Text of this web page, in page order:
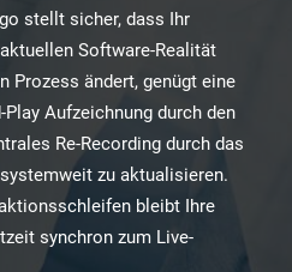
stellt sicher, dass Ihr
Software-Realität
Prozess ändert, genügt eine
Play Aufzeichnung durch den
Re-Recording durch das
zu aktualisieren.
bleibt Ihre
synchron zum Live-